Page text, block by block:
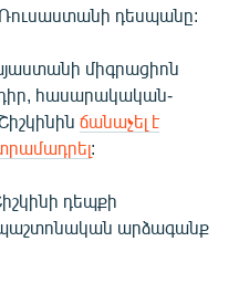
դեսպանը:
միգրացիոն
հասարակական-
ճանաչել է
:
դեպքի
պաշտոնական արձագանք